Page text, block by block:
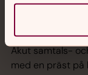
Akut samtals-
med en präst på